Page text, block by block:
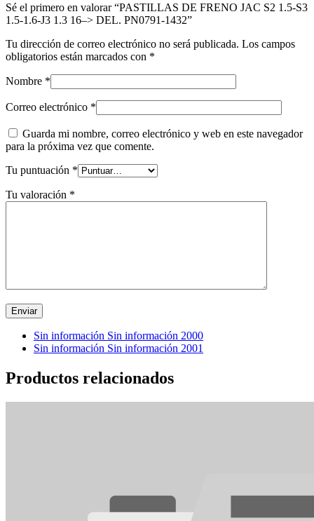
Sé el primero en valorar “PASTILLAS DE FRENO JAC S2 1.5-S3
1.5-1.6-J3 1.3 16–> DEL. PN0791-1432”
Tu dirección de correo electrónico no será publicada. Los campos
obligatorios están marcados con *
Nombre *
Correo electrónico *
Guarda mi nombre, correo electrónico y web en este navegador
para la próxima vez que comente.
Tu puntuación *
Tu valoración *
Sin información Sin información 2000
Sin información Sin información 2001
Productos relacionados